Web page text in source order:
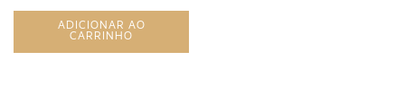
ADICIONAR AO
CARRINHO